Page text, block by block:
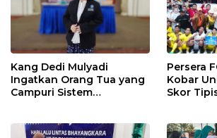
Kang Dedi Mulyadi
Ingatkan Orang Tua yang
Campuri Sistem
Etika Hukum Pendidikan
Persera
Kobar
Skor